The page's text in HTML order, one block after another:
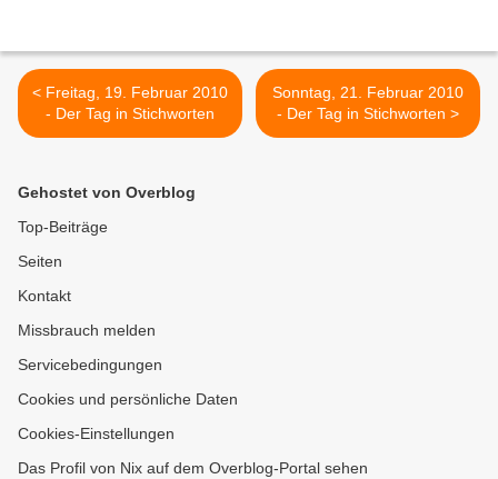
< Freitag, 19. Februar 2010
- Der Tag in Stichworten
Sonntag, 21. Februar 2010
- Der Tag in Stichworten >
Gehostet von Overblog
Top-Beiträge
Seiten
Kontakt
Missbrauch melden
Servicebedingungen
Cookies und persönliche Daten
Cookies-Einstellungen
Das Profil von Nix auf dem Overblog-Portal sehen